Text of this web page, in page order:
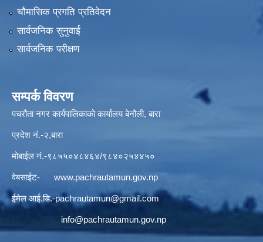
चौमासिक प्रगति प्रतिवेदन
सार्वजनिक सुनुवाई
सार्वजनिक परीक्षण
सम्पर्क विवरण
पचरौता नगर कार्यपालिकाको कार्यालय बेनौली, बारा
प्रदेश नं.-२,बारा
मोबाईल नं.-९८५५०४८४६४/९८४०२५४४५०
वेबसाईट- www.pachrautamun.gov.np
ईमेल आई.डि.-pachrautamun@gmail.com
info@pachrautamun.gov.np